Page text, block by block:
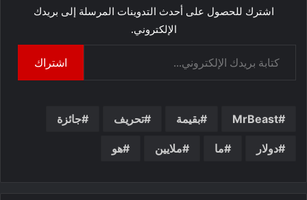
اشترك للحصول على أحدث التدوينات المرسلة إلى بريدك
الإلكتروني.
اشتراك
MrBeast بقيمة تحريف جائزة
دولار ما ملايين هو